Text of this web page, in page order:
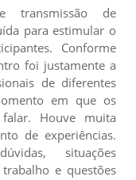
de
para estimular o
Conforme
foi justamente a
de diferentes
em que os
Houve muita
de experiências.
situações
e questões